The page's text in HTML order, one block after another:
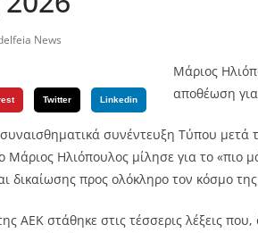
News
Twitter Linkedin
Μάριος
αποθέωση
συνέντευξη Τύπου
Μάριος Ηλιόπουλος μίλησε για το «πιο
δικαίωσης προς ολόκληρο τον κόσμο
ΑΕΚ στάθηκε στις τέσσερις λέξεις